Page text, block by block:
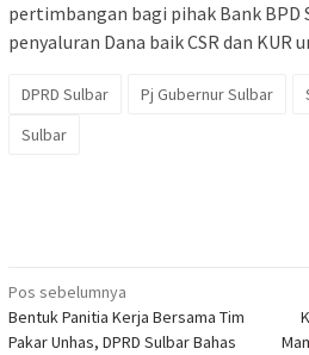
pertimbangan bagi pihak Bank BPD
penyaluran Dana baik CSR dan KUR
DPRD Sulbar Pj Gubernur Sulbar
Sulbar
Navigasi
pos
Pos sebelumnya
Bentuk Panitia Kerja Bersama Tim
Pakar Unhas, DPRD Sulbar Bahas